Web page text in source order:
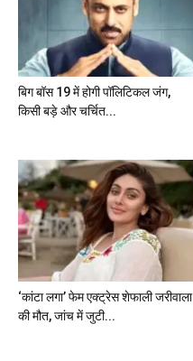
बिग बॉस 19 में होगी पॉलिटिकल जंग,
किसी बड़े और चर्चित...
‘कांटा लगा’ फेम एक्ट्रेस शेफाली जरीवाला
की मौत, जांच में जुटी...